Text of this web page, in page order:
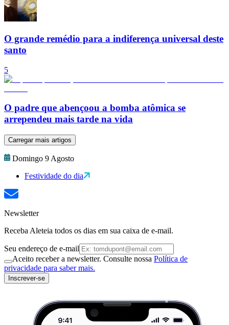
O grande remédio para a indiferença universal deste
santo
5
O padre que abençoou a bomba atômica se
arrependeu mais tarde na vida
Carregar mais artigos
Domingo 9 Agosto
Festividade do dia
Newsletter
Receba Aleteia todos os dias em sua caixa de e-mail.
Seu endereço de e-mail
Aceito receber a newsletter. Consulte nossa Política de
privacidade para saber mais.
Inscrever-se